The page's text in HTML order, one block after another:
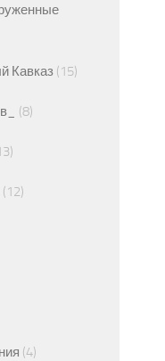
Кавказ (15)
(8)
(12)
(4)